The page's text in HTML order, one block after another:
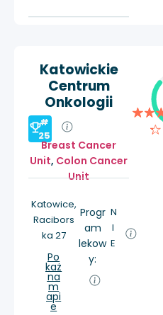
Katowickie
Centrum
Onkologii
#
25
Breast Cancer
Unit, Colon Cancer
Unit
Katowice,
Racibors
ka 27
Po
każ
na
m
api
e
Progr
am
lekow
y:
N
I
E